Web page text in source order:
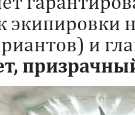
экипировки
и